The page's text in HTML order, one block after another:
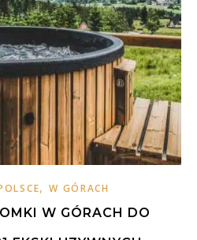
,W GÓRACH
W GÓRACH DO